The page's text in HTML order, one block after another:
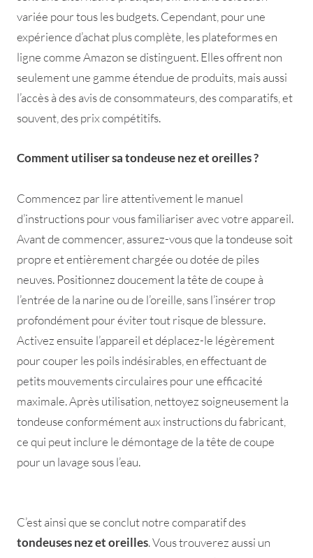
variée pour tous les budgets. Cependant, pour une
expérience d’achat plus complète, les plateformes en
ligne comme Amazon se distinguent. Elles offrent non
seulement une gamme étendue de produits, mais aussi
l’accès à des avis de consommateurs, des comparatifs, et
souvent, des prix compétitifs.
Comment utiliser sa tondeuse nez et oreilles ?
Commencez par lire attentivement le manuel
d’instructions pour vous familiariser avec votre appareil.
Avant de commencer, assurez-vous que la tondeuse soit
propre et entièrement chargée ou dotée de piles
neuves. Positionnez doucement la tête de coupe à
l’entrée de la narine ou de l’oreille, sans l’insérer trop
profondément pour éviter tout risque de blessure.
Activez ensuite l’appareil et déplacez-le légèrement
pour couper les poils indésirables, en effectuant de
petits mouvements circulaires pour une efficacité
maximale. Après utilisation, nettoyez soigneusement la
tondeuse conformément aux instructions du fabricant,
ce qui peut inclure le démontage de la tête de coupe
pour un lavage sous l’eau.
C’est ainsi que se conclut notre comparatif des
tondeuses nez et oreilles. Vous trouverez aussi un